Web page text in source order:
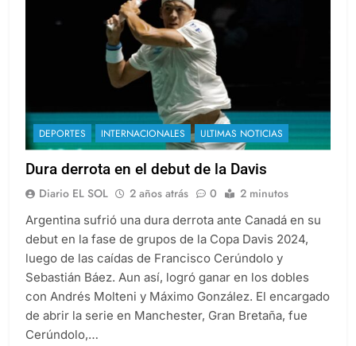
DEPORTES INTERNACIONALES ULTIMAS NOTICIAS
Dura derrota en el debut de la Davis
Diario EL SOL 2 años atrás 0 2 minutos
Argentina sufrió una dura derrota ante Canadá en su
debut en la fase de grupos de la Copa Davis 2024,
luego de las caídas de Francisco Cerúndolo y
Sebastián Báez. Aun así, logró ganar en los dobles
con Andrés Molteni y Máximo González. El encargado
de abrir la serie en Manchester, Gran Bretaña, fue
Cerúndolo,…